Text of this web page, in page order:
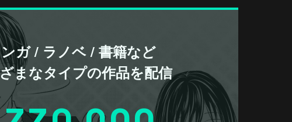
ガ / ラノベ / 書籍など
まなタイプの作品を配信